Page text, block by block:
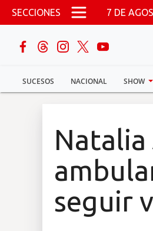
Pasar al contenido principal
SECCIONES 7 DE
SUCESOS NACIONAL SHOW
buscar
Sucesos
Natalia
seguir